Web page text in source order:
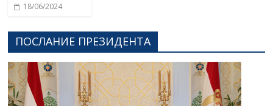
18/06/2024
ПОСЛАНИЕ ПРЕЗИДЕНТА